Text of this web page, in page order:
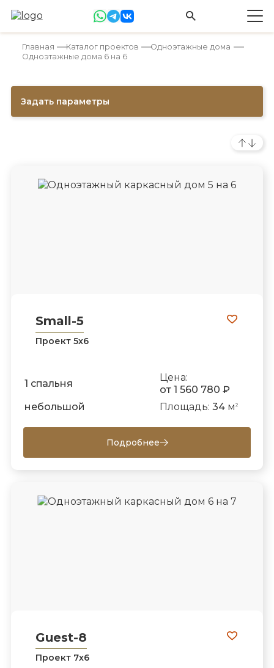
Главная Каталог проектов
Одноэтажные дома
Одноэтажные дома 6 на 6
Задать параметры
Small-5
Проект 5х6
1 спальня
Цена:
от 1 560 780 ₽
небольшой
Площадь: 34м 2
Подробнее
Guest-8
Проект 7х6